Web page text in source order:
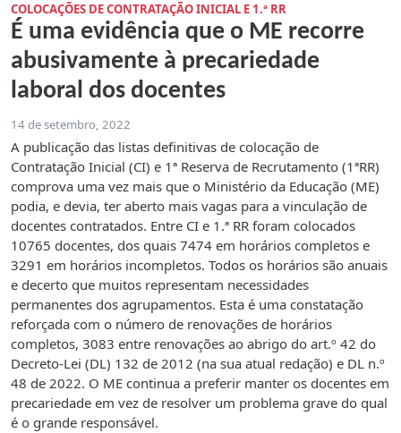
COLOCAÇÕES DE CONTRATAÇÃO INICIAL E 1.ª RR
É uma evidência que o ME recorre
abusivamente à precariedade
laboral dos docentes
14 de setembro, 2022
A publicação das listas definitivas de colocação de
Contratação Inicial (CI) e 1ª Reserva de Recrutamento (1ªRR)
comprova uma vez mais que o Ministério da Educação (ME)
podia, e devia, ter aberto mais vagas para a vinculação de
docentes contratados. Entre CI e 1.ª RR foram colocados
10765 docentes, dos quais 7474 em horários completos e
3291 em horários incompletos. Todos os horários são anuais
e decerto que muitos representam necessidades
permanentes dos agrupamentos. Esta é uma constatação
reforçada com o número de renovações de horários
completos, 3083 entre renovações ao abrigo do art.º 42 do
Decreto-Lei (DL) 132 de 2012 (na sua atual redação) e DL n.º
48 de 2022. O ME continua a preferir manter os docentes em
precariedade em vez de resolver um problema grave do qual
é o grande responsável.